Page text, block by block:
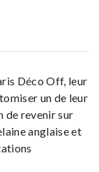
Déco Off, leur
un de leur
de revenir sur
anglaise et